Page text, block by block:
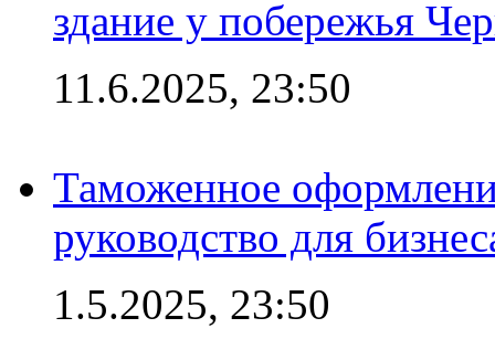
здание у побережья
11.6.2025, 23:50
Таможенное
руководство для
1.5.2025, 23:50